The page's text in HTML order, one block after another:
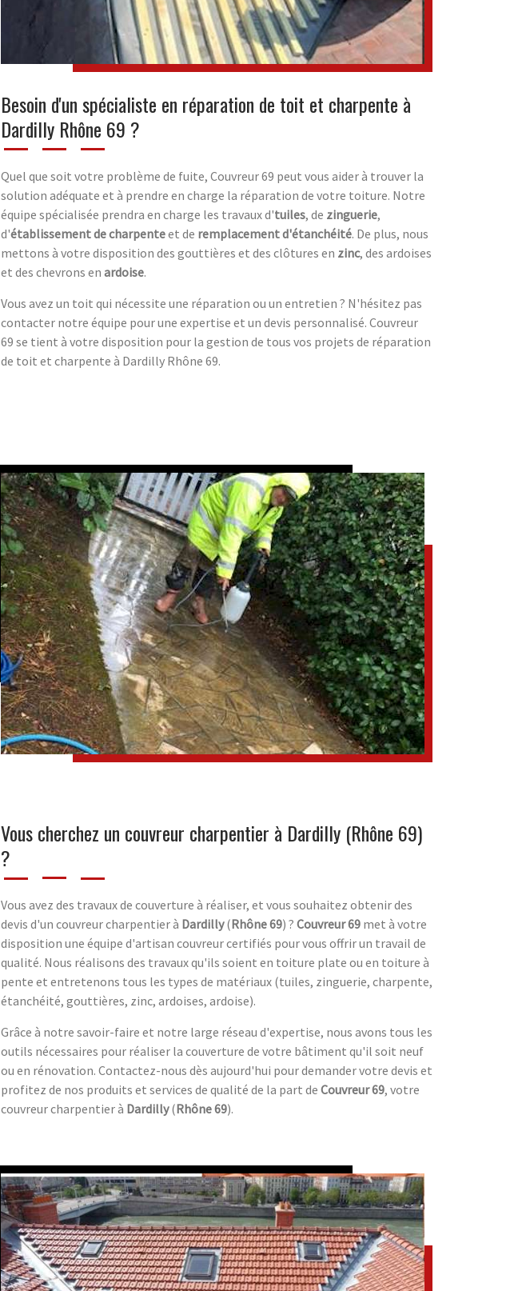
Besoin d'un spécialiste en réparation de toit et charpente à
Dardilly Rhône 69 ?
Quel que soit votre problème de fuite, Couvreur 69 peut vous aider à trouver la
solution adéquate et à prendre en charge la réparation de votre toiture. Notre
équipe spécialisée prendra en charge les travaux d'tuiles, de zinguerie,
d'établissement de charpenteet de remplacement d'étanchéité. De plus, nous
mettons à votre disposition des gouttières et des clôtures en zinc, des ardoises
et des chevrons en ardoise.
Vous avez un toit qui nécessite une réparation ou un entretien ? N'hésitez pas
contacter notre équipe pour une expertise et un devis personnalisé. Couvreur
69 se tient à votre disposition pour la gestion de tous vos projets de réparation
de toit et charpente à Dardilly Rhône 69.
Vous cherchez un couvreur charpentier à Dardilly (Rhône 69)
?
Vous avez des travaux de couverture à réaliser, et vous souhaitez obtenir des
devis d'un couvreur charpentier à Dardilly(Rhône 69) ? Couvreur 69 met à votre
disposition une équipe d'artisan couvreur certifiés pour vous offrir un travail de
qualité. Nous réalisons des travaux qu'ils soient en toiture plate ou en toiture à
pente et entretenons tous les types de matériaux (tuiles, zinguerie, charpente,
étanchéité, gouttières, zinc, ardoises, ardoise).
Grâce à notre savoir-faire et notre large réseau d'expertise, nous avons tous les
outils nécessaires pour réaliser la couverture de votre bâtiment qu'il soit neuf
ou en rénovation. Contactez-nous dès aujourd'hui pour demander votre devis et
profitez de nos produits et services de qualité de la part de Couvreur 69, votre
couvreur charpentier à Dardilly(Rhône 69).